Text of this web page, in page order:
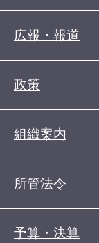
広報・報道
政策
組織案内
所管法令
予算・決算